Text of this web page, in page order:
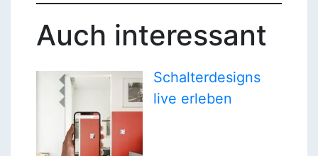
Auch interessant
Schalterdesigns
live erleben